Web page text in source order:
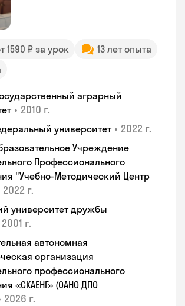
1590 ₽ за урок
13 лет опыта
аграрный
• 2010 г.
университет • 2022 г.
Учреждение
Профессионального
"Учебно-Методический Центр
2022 г.
университет дружбы
2001 г.
автономная
организация
профессионального
«СКАЕНГ» (ОАНО ДПО
2026 г.